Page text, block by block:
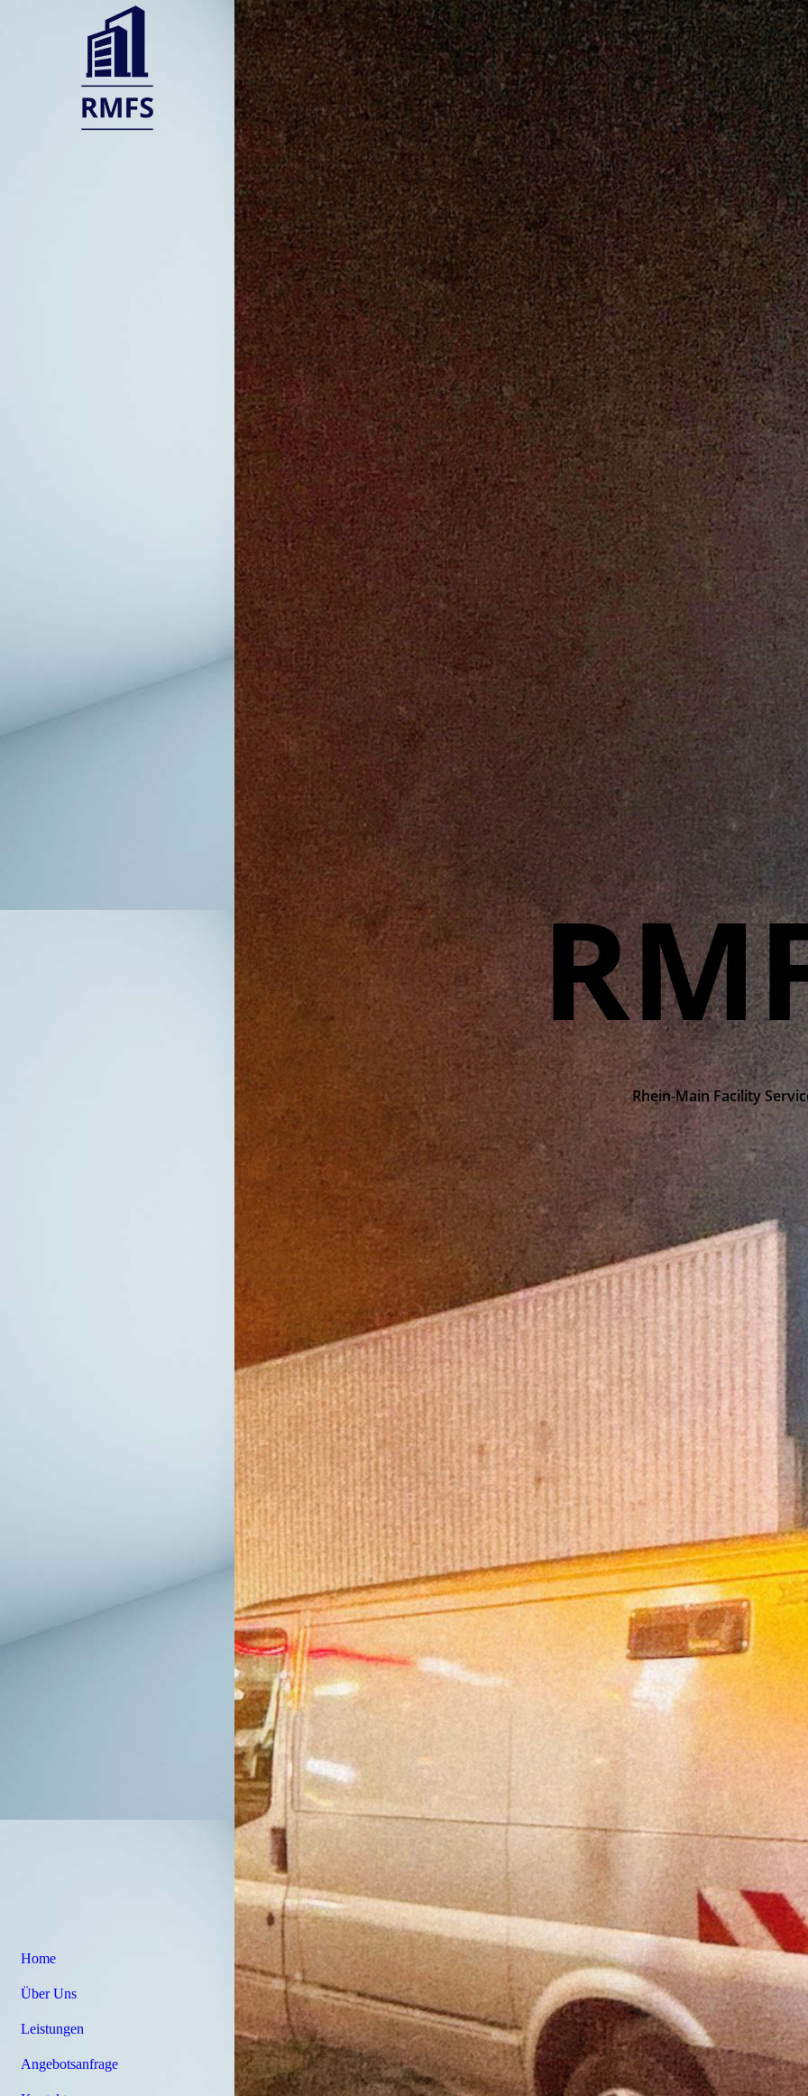
Rhein-Main Facility
Home
Über Uns
Leistungen
Angebotsanfrage